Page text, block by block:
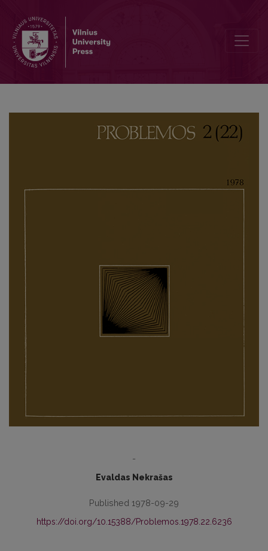
-
Evaldas Nekrašas
Published 1978-09-29
https://doi.org/10.15388/Problemos.1978.22.6236